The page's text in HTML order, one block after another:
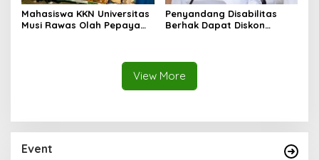
Mahasiswa KKN Universitas
Musi Rawas Olah Pepaya
Penyandang Disabilitas
Berhak Dapat Diskon
View More
Event